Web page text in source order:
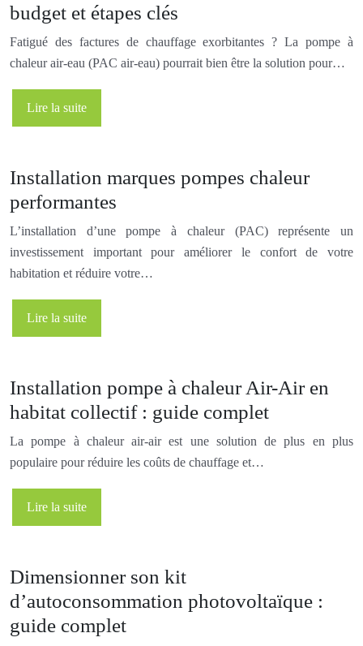
budget et étapes clés
Fatigué des factures de chauffage exorbitantes ? La pompe à
chaleur air-eau (PAC air-eau) pourrait bien être la solution pour…
Lire la suite
Installation marques pompes chaleur
performantes
L’installation d’une pompe à chaleur (PAC) représente un
investissement important pour améliorer le confort de votre
habitation et réduire votre…
Lire la suite
Installation pompe à chaleur Air-Air en
habitat collectif : guide complet
La pompe à chaleur air-air est une solution de plus en plus
populaire pour réduire les coûts de chauffage et…
Lire la suite
Dimensionner son kit
d’autoconsommation photovoltaïque :
guide complet